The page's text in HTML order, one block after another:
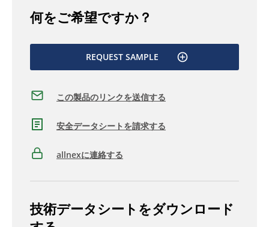
何をご希望ですか？
REQUEST SAMPLE
この製品のリンクを送信する
安全データシートを請求する
allnexに連絡する
技術データシートをダウンロード